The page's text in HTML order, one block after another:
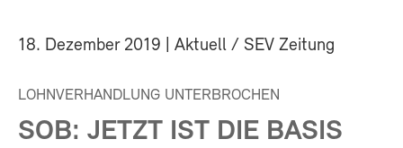
18. Dezember 2019 | Aktuell / SEV Zeitung
LOHNVERHANDLUNG UNTERBROCHEN
SOB: JETZT IST DIE BASIS